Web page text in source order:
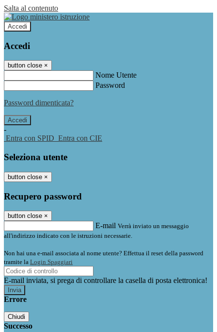
Salta al contenuto
Accedi
Accedi
button close ×
Nome Utente
Password
Password dimenticata?
-
Entra con SPID Entra con CIE
Seleziona utente
button close ×
Recupero password
button close ×
E-mail Verrà inviato un messaggio
all'indirizzo indicato con le istruzioni necessarie.
Non hai una e-mail associata al nome utente? Effettua il reset della password
tramite la Login Spaggiari
E-mail inviata, si prega di controllare la casella di posta elettronica!
Errore
Chiudi
Successo